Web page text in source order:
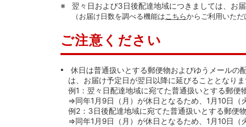
翌々日および3日後配達地域につきましては、お
（お届け日数を調べる機能はこちらからご利用いただ
ご注意ください
休日は普通扱いとする郵便物およびゆうメールの
は、お届け予定日が翌日以降に延びることとなりま
例1：翌々日配達地域に宛てた普通扱いとする郵
⇒同年1月9日（月）が休日となるため、1月10日（
例2：3日後配達地域に宛てた普通扱いとする郵便
⇒同年1月9日（月）が休日となるため、1月10日（